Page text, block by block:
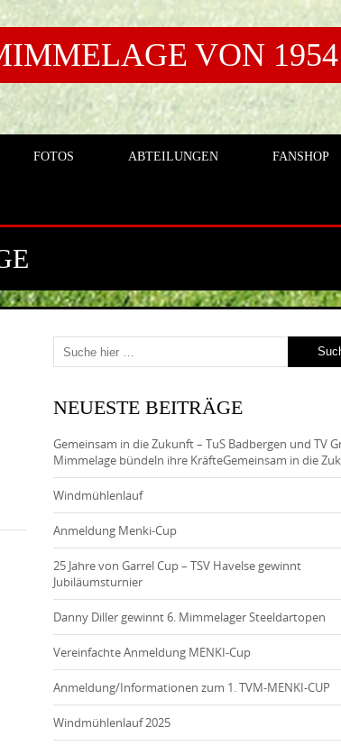
VON 1954
FOTOS ABTEILUNGEN FANSHOP
NEUESTE BEITRÄGE
Gemeinsam in die Zukunft – TuS Badbergen und TV
Mimmelage bündeln ihre KräfteGemeinsam in die
Windmühlenlauf
Anmeldung Menki-Cup
25 Jahre von Garrel Cup – TSV Havelse gewinnt
Jubiläumsturnier
Danny Diller gewinnt 6. Mimmelager Steeldartopen
Vereinfachte Anmeldung MENKI-Cup
Anmeldung/Informationen zum 1. TVM-MENKI-CUP
Windmühlenlauf 2025